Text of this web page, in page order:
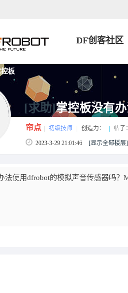
DF创客社区
控板
[求助]掌控板没有
帘点 初级技师 创造力： 帖子：
2023-3-29 21:01:46 [显示全部楼层]
法使用dfrobot的模拟声音传感器吗？